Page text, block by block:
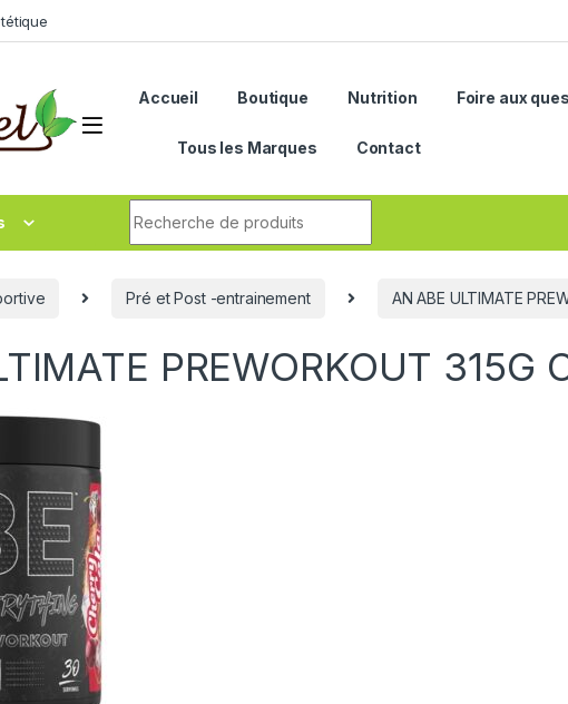
Accueil Boutique Nutrition Foire aux
Tous les Marques Contact
Pré et Post -entrainement AN ABE ULTIMATE
PREWORKOUT 315G